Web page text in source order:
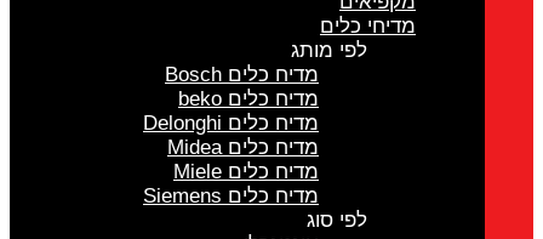
מדיחי כלים
לפי מותג
מדיח כלים Bosch
מדיח כלים beko
מדיח כלים Delonghi
מדיח כלים Midea
מדיח כלים Miele
מדיח כלים Siemens
לפי סוג